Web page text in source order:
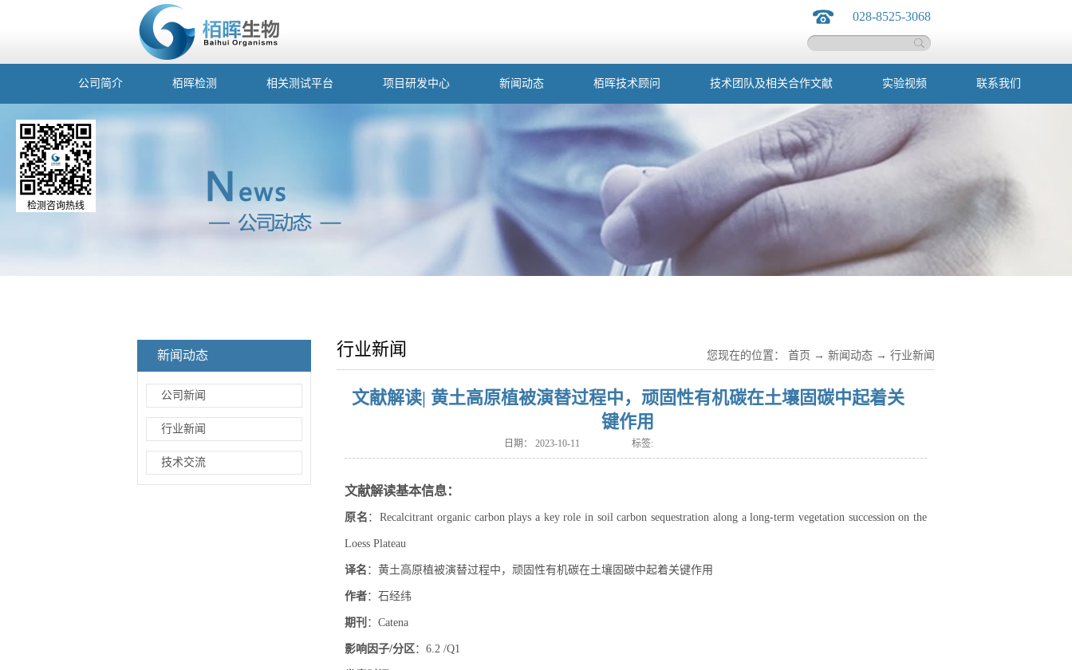
028-8525-3068
公司简介 栢晖检测 相关测试平台 项目研发中心 新闻动态 栢晖技术顾问 技术团队及相关合作文献 实验视频 联系我们
新闻动态
公司新闻
行业新闻
技术交流
行业新闻 您现在的位置： 首页 → 新闻动态 → 行业新闻
文献解读| 黄土高原植被演替过程中，顽固性有机碳在土壤固碳中起着关
键作用
日期： 2023-10-11 标签:
文献解读基本信息：
原名 ：Recalcitrant organic carbon plays a key role in soil carbon sequestration along a long-term vegetation succession on the
Loess Plateau
译名 ：黄土高原植被演替过程中，顽固性有机碳在土壤固碳中起着关键作用
作者：石经纬
期刊 ：Catena
影响因子/分区：6.2 /Q1
检测咨询热线